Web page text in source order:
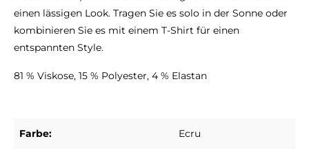
einen lässigen Look. Tragen Sie es solo in der Sonne oder
kombinieren Sie es mit einem T-Shirt für einen
entspannten Style.
81 % Viskose, 15 % Polyester, 4 % Elastan
Farbe: Ecru